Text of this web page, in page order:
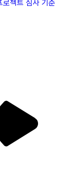
로젝트 심사 기준